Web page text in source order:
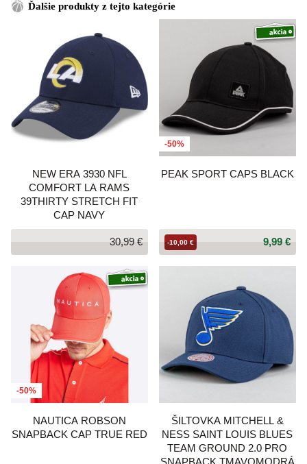
Ďalšie produkty z tejto kategórie
NEW ERA 3930 NFL
COMFORT LA RAMS
39THIRTY STRETCH FIT
CAP NAVY
30,99 €
-50%
PEAK SPORT CAPS BLACK
9,99 €
-10,00 €
-50%
NAUTICA ROBSON
SNAPBACK CAP TRUE RED
ŠILTOVKA MITCHELL &
NESS SAINT LOUIS BLUES
TEAM GROUND 2.0 PRO
SNAPBACK TMAVOMODRÁ